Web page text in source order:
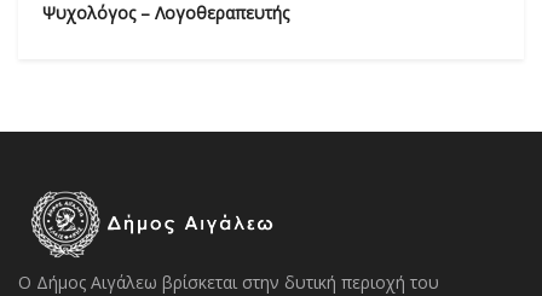
Ψυχολόγος – Λογοθεραπευτής
Ο Δήμος Αιγάλεω βρίσκεται στην δυτική περιοχή του